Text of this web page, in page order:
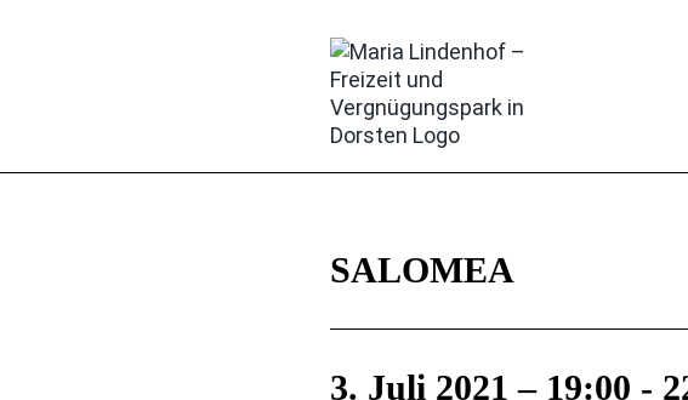
SALOMEA
3. Juli 2021 – 19:00 -